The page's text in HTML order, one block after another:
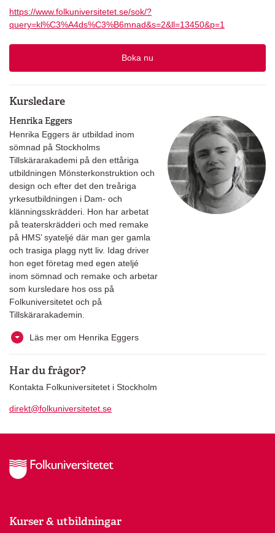
https://www.folkuniversitetet.se/sok/?
query=kl%C3%A4ds%C3%B6mnad&s=2&ll=13450&p=1
Boka nu
Kursledare
Henrika Eggers
Henrika Eggers är utbildad inom
sömnad på Stockholms
Tillskärarakademi på den ettåriga
utbildningen Mönsterkonstruktion och
design och efter det den treåriga
yrkesutbildningen i Dam- och
klänningsskrädderi. Hon har arbetat
på teaterskrädderi och med remake
på HMS’ syateljé där man ger gamla
och trasiga plagg nytt liv. Idag driver
hon eget företag med egen ateljé
inom sömnad och remake och arbetar
som kursledare hos oss på
Folkuniversitetet och på
Tillskärarakademin.
Läs mer om Henrika Eggers
Har du frågor?
Kontakta Folkuniversitetet i Stockholm
direkt@folkuniversitetet.se
Kurser & utbildningar